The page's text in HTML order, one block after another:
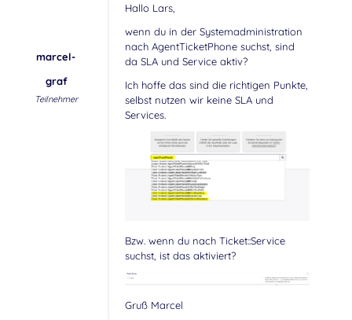
marcel-
graf
Teilnehmer
Hallo Lars,
wenn du in der Systemadministration
nach AgentTicketPhone suchst, sind
da SLA und Service aktiv?
Ich hoffe das sind die richtigen Punkte,
selbst nutzen wir keine SLA und
Services.
Bzw. wenn du nach Ticket::Service
suchst, ist das aktiviert?
Gruß Marcel